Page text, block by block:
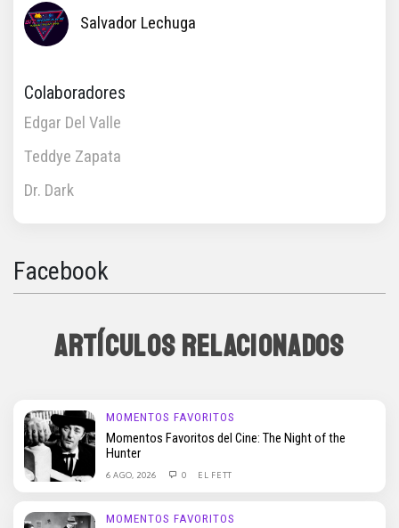
Salvador Lechuga
Colaboradores
Edgar Del Valle
Teddye Zapata
Dr. Dark
Facebook
ARTÍCULOS RELACIONADOS
MOMENTOS FAVORITOS
Momentos Favoritos del Cine: The Night of the
Hunter
6 AGO, 2026 0 EL FETT
MOMENTOS FAVORITOS